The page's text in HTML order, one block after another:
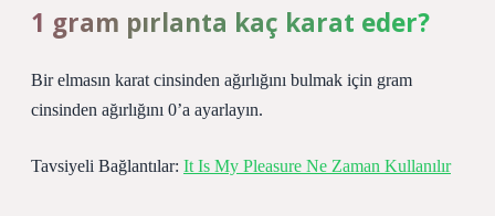
1 gram pırlanta kaç karat eder?
Bir elmasın karat cinsinden ağırlığını bulmak için gram
cinsinden ağırlığını 0’a ayarlayın.
Tavsiyeli Bağlantılar: It Is My Pleasure Ne Zaman Kullanılır